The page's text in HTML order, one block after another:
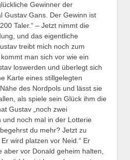
Gewinner der
Gustav Gans. Der Gewinn ist
Taler.“ – Jetzt nimmt die
und das eigentliche
treibt mich noch zum
man sich vor wie ein
loswerden und überlegt sich
Karte eines stillgelegten
des Nordpols und lässt sie
als spiele sein Glück ihm die
Gustav „noch zwei
und noch mal in der Lotterie
du mehr? Jetzt zu
wird platzen vor Neid.“ Er
aber vor Donald geheim halten,